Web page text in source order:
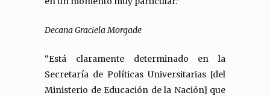
Decana Graciela Morgade
“Está claramente determinado en la
Secretaría de Políticas Universitarias [del
Ministerio de Educación de la Nación] que